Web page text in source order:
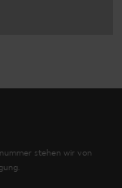
stehen wir von